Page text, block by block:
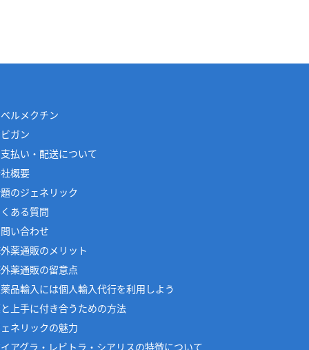
ルメクチン
ガン
払い・配送について
概要
のジェネリック
ある質問
い合わせ
薬通販のメリット
薬通販の留意点
品輸入には個人輸入代行を利用しよう
上手に付き合うための方法
ネリックの魅力
アグラ・レビトラ・シアリスの特徴について